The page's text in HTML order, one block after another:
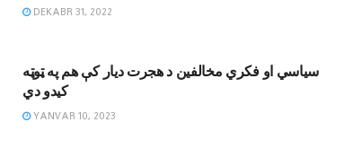
DEKABR 31, 2022
سیاسي او فکري مخالفین د هجرت دیار کې هم په ټوټه
کیدو دي
YANVAR 10, 2023